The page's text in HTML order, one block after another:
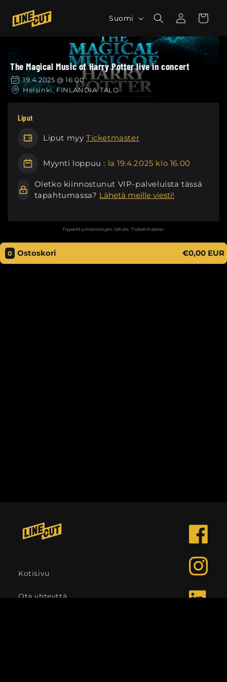
siirry
sisältöön
e
l
i
Suomi
Kirjaudu
sisään
Ostoskori
The Magical Music of Harry Potter live in concert
19.4.2025 @ 16:00
Helsinki, FINLANDIA-TALO
Liput
Liput myy Ticketmaster
Myynti loppuu : la 19.4.2025 klo 16.00
Oletko kiinnostunut VIP-palveluista tässä
tapahtumassa? Lähetä meille viesti!
Tapahtumatietojen lähde: Ticketmaster
0 Ostoskori €0,00 EUR
Kotisivu
Ota yhteyttä
Facebook